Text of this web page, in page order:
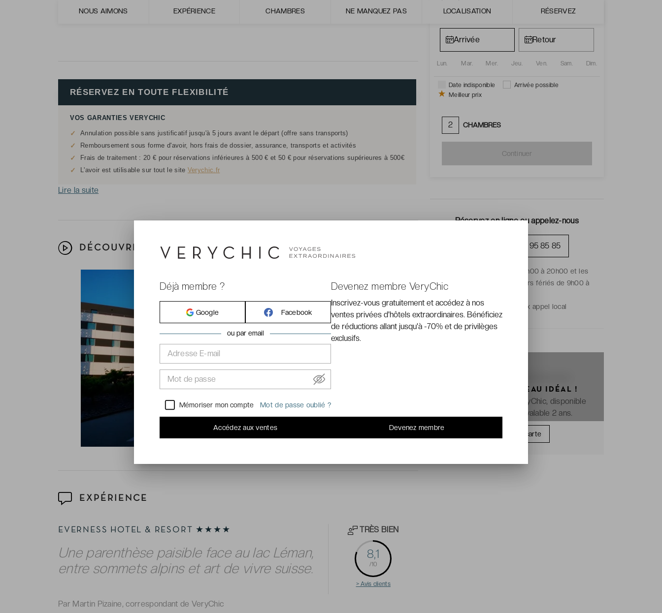
NOUS AIMONS EXPÉRIENCE CHAMBRES NE MANQUEZ PAS LOCALISATION RÉSERVEZ
Le fabuleux spa de l’établissement doté de nombreux services tels qu'un sauna, un hammam, une
DÉCOUVREZ VOTRE HÔTEL EN VIDÉO
EXPÉRIENCE
EVERNESS HOTEL & RESORT ★★★★
Une parenthèse paisible face au lac Léman,
entre sommets alpins et art de vivre suisse.
TRÈS BIEN
8,1
/10
> Avis clients
Par Martin Pizaine, correspondant de VeryChic
RÉSERVEZ EN TOUTE FLEXIBILITÉ
VOS GARANTIES VERYCHIC
✓ Annulation possible sans justificatif jusqu'à 5 jours avant le départ (offre sans transports)
✓ Remboursement sous forme d'avoir, hors frais de dossier, assurance, transports et activités
✓ Frais de traitement : 20 € pour réservations inférieures à 500 € et 50 € pour réservations supérieures à 500€
✓ L'avoir est utilisable sur tout le site Verychic.fr
Lire la suite
1 DATES DE SÉJOUR
Lun. Mar. Mer. Jeu. Ven. Sam. Dim.
Date indisponible
Arrivée possible
Meilleur prix
2 CHAMBRES
Continuer
Réservez en ligne ou appelez-nous
+33 (0)1 70 95 85 85
Du lundi au vendredi de 9h00 à 20h00 et les
samedis, dimanches et jours fériés de 9h00 à
Prix de l'appel :
prix appel local
OFFREZ LE CADEAU IDÉAL !
La e-carte cadeau VeryChic, disponible
immédiatement et valable 2 ans.
Offrir une carte
Déjà membre ?
Google Facebook
ou par email
Adresse E-mail
Mot de passe
Mémoriser mon compte Mot de passe oublié ?
Accédez aux ventes
Devenez membre VeryChic
Inscrivez-vous gratuitement et accédez à nos
ventes privées d'hôtels extraordinaires. Bénéficiez
de réductions allant jusqu'à -70% et de privilèges
exclusifs.
Devenez membre